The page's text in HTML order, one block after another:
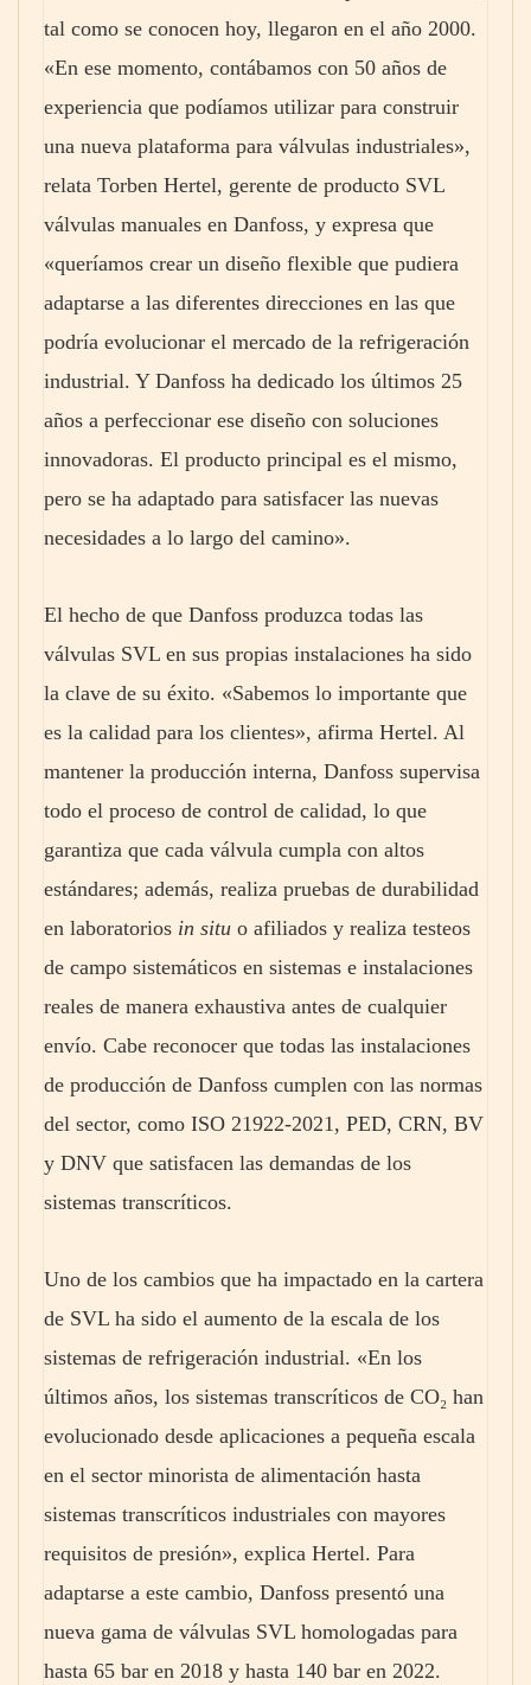
tal como se conocen hoy, llegaron en el año 2000.
«En ese momento, contábamos con 50 años de
experiencia que podíamos utilizar para construir
una nueva plataforma para válvulas industriales»,
relata Torben Hertel, gerente de producto SVL
válvulas manuales en Danfoss, y expresa que
«queríamos crear un diseño flexible que pudiera
adaptarse a las diferentes direcciones en las que
podría evolucionar el mercado de la refrigeración
industrial. Y Danfoss ha dedicado los últimos 25
años a perfeccionar ese diseño con soluciones
innovadoras. El producto principal es el mismo,
pero se ha adaptado para satisfacer las nuevas
necesidades a lo largo del camino».
El hecho de que Danfoss produzca todas las
válvulas SVL en sus propias instalaciones ha sido
la clave de su éxito. «Sabemos lo importante que
es la calidad para los clientes», afirma Hertel. Al
mantener la producción interna, Danfoss supervisa
todo el proceso de control de calidad, lo que
garantiza que cada válvula cumpla con altos
estándares; además, realiza pruebas de durabilidad
en laboratorios in situ o afiliados y realiza testeos
de campo sistemáticos en sistemas e instalaciones
reales de manera exhaustiva antes de cualquier
envío. Cabe reconocer que todas las instalaciones
de producción de Danfoss cumplen con las normas
del sector, como ISO 21922-2021, PED, CRN, BV
y DNV que satisfacen las demandas de los
sistemas transcríticos.
Uno de los cambios que ha impactado en la cartera
de SVL ha sido el aumento de la escala de los
sistemas de refrigeración industrial. «En los
últimos años, los sistemas transcríticos de CO₂ han
evolucionado desde aplicaciones a pequeña escala
en el sector minorista de alimentación hasta
sistemas transcríticos industriales con mayores
requisitos de presión», explica Hertel. Para
adaptarse a este cambio, Danfoss presentó una
nueva gama de válvulas SVL homologadas para
hasta 65 bar en 2018 y hasta 140 bar en 2022.